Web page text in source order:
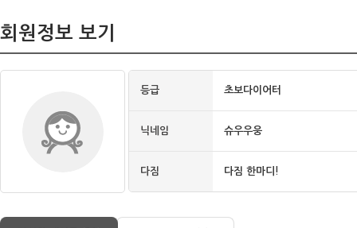
회원정보 보기
등급 초보다이어터
닉네임 슈우우웅
다짐 다짐 한마디!